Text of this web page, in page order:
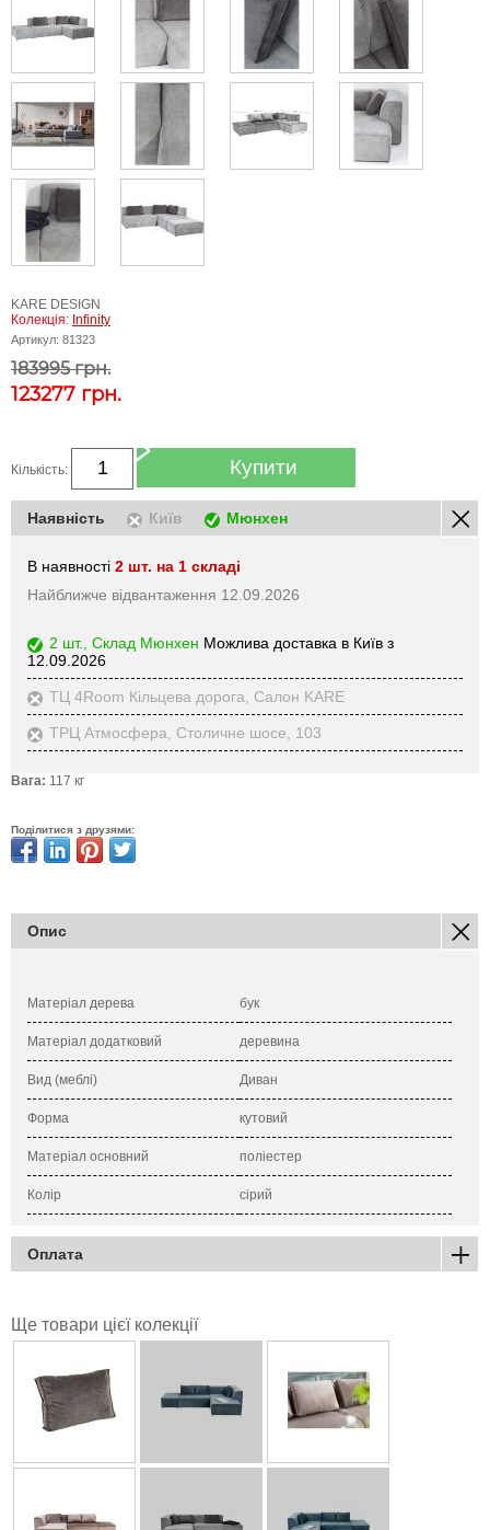
KARE DESIGN
Колекція: Infinity
Артикул: 81323
183995 грн.
123277 грн.
Кількість: Купити
Наявність Київ Мюнхен
В наявності 2 шт. на 1 складі
Найближче відвантаження 12.09.2026
2 шт., Склад Мюнхен Можлива доставка в Київ з
12.09.2026
ТЦ 4Room Кільцева дорога, Салон KARE
ТРЦ Атмосфера, Столичне шосе, 103
Вага: 117 кг
Поділитися з друзями:
Опис
Матеріал дерева бук
Матеріал додатковий деревина
Вид (меблі) Диван
Форма кутовий
Матеріал основний поліестер
Колір сірий
Оплата
Ще товари цієї колекції